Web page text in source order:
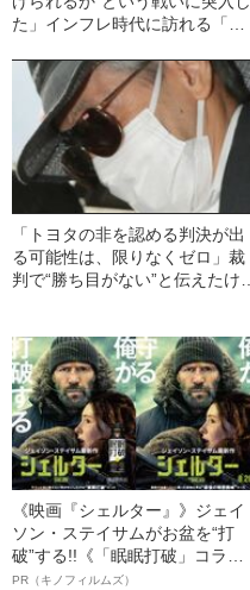
た」インフレ時代に訪れる「残
10~15%急騰》
「トヨタの非を認める判決が出
る可能性は、限りなくゼロ」裁
判で“勝ち目がない”と伝えたけれ
の葛藤」
《映画『シェルター』》ジェイ
ソン・ステイサムがお盆を“打
破”する!!《「眠眠打破」コラ
ボ》
PR（キノフィルムズ）